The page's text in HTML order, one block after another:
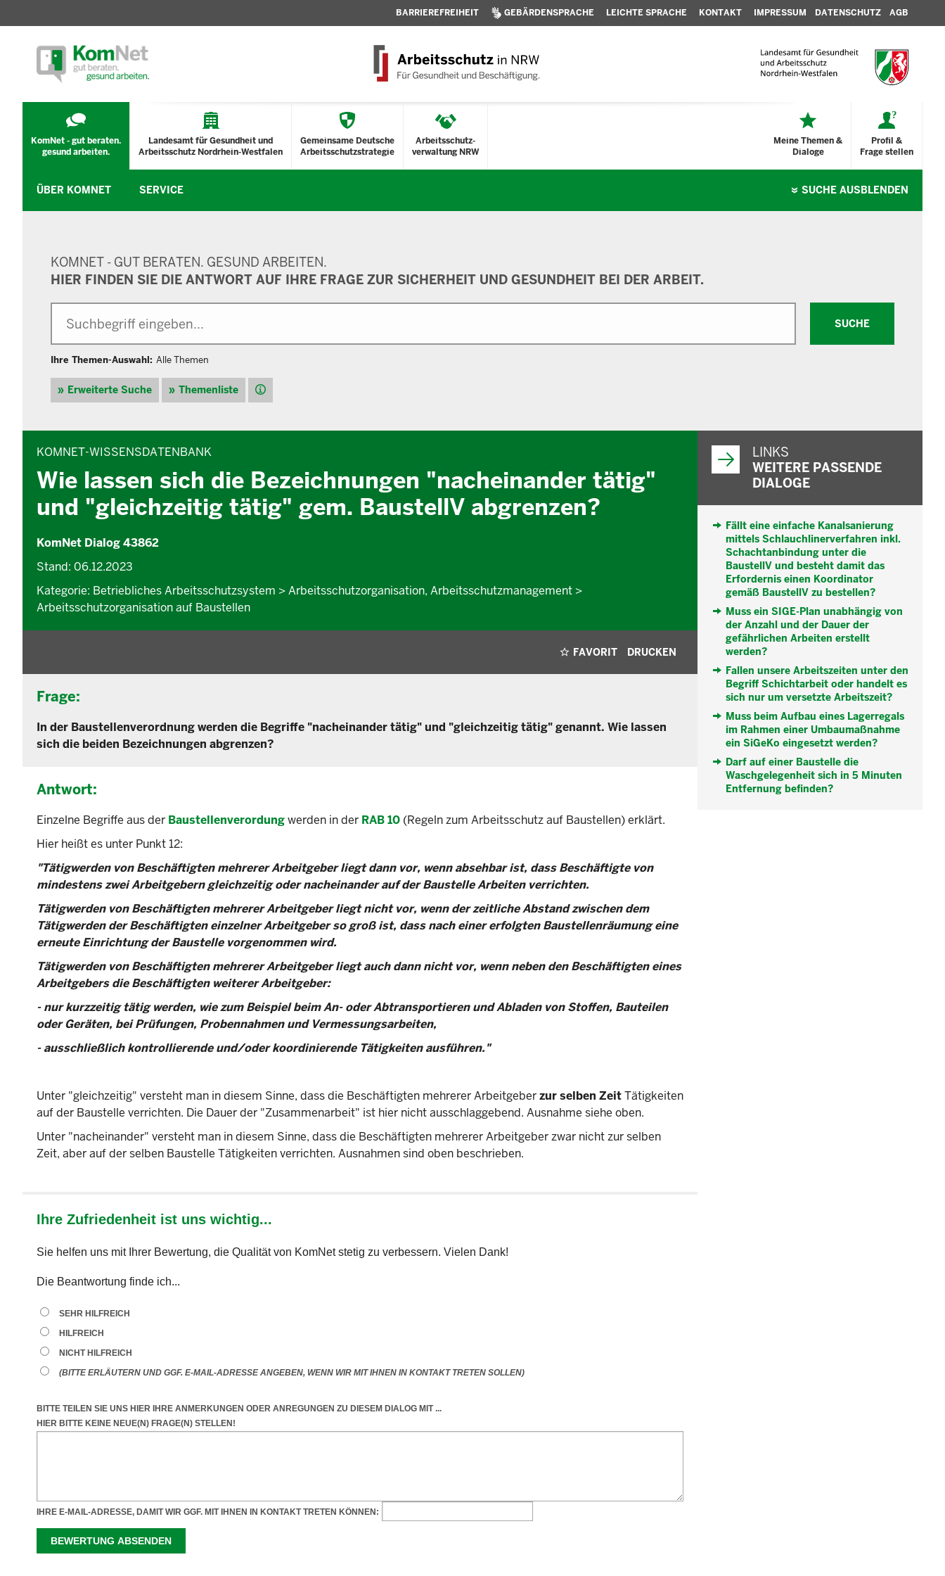
BARRIEREFREIHEIT GEBÄRDENSPRACHE LEICHTE SPRACHE KONTAKT IMPRESSUM DATENSCHUTZ AGB
KomNet - gut beraten.
gesund arbeiten.
Landesamt für Gesundheit und
Arbeitsschutz Nordrhein-Westfalen
Gemeinsame Deutsche
Arbeitsschutzstrategie
Arbeitsschutz-
verwaltung NRW
Profil &
Frage stellen
Meine Themen &
Dialoge
ÜBER KOMNET SERVICE SUCHE AUSBLENDEN
KOMNET - GUT BERATEN. GESUND ARBEITEN.
HIER FINDEN SIE DIE ANTWORT AUF IHRE FRAGE ZUR SICHERHEIT UND GESUNDHEIT BEI DER ARBEIT.
SUCHE
Ihre Themen-Auswahl: Alle Themen
Erweiterte Suche Themenliste Hilfe
KOMNET-WISSENSDATENBANK
Wie lassen sich die Bezeichnungen "nacheinander tätig"
und "gleichzeitig tätig" gem. BaustellV abgrenzen?
KomNet Dialog 43862
Stand: 06.12.2023
Kategorie: Betriebliches Arbeitsschutzsystem > Arbeitsschutzorganisation, Arbeitsschutzmanagement >
Arbeitsschutzorganisation auf Baustellen
FAVORIT DRUCKEN
Frage:
In der Baustellenverordnung werden die Begriffe "nacheinander tätig" und "gleichzeitig tätig" genannt. Wie lassen
sich die beiden Bezeichnungen abgrenzen?
Antwort:
Einzelne Begriffe aus der Baustellenverordungwerden in der RAB 10 (Regeln zum Arbeitsschutz auf Baustellen) erklärt.
Hier heißt es unter Punkt 12:
"Tätigwerden von Beschäftigten mehrerer Arbeitgeber liegt dann vor, wenn absehbar ist, dass Beschäftigte von
mindestens zwei Arbeitgebern gleichzeitig oder nacheinander auf der Baustelle Arbeiten verrichten.
Tätigwerden von Beschäftigten mehrerer Arbeitgeber liegt nicht vor, wenn der zeitliche Abstand zwischen dem
Tätigwerden der Beschäftigten einzelner Arbeitgeber so groß ist, dass nach einer erfolgten Baustellenräumung eine
erneute Einrichtung der Baustelle vorgenommen wird.
Tätigwerden von Beschäftigten mehrerer Arbeitgeber liegt auch dann nicht vor, wenn neben den Beschäftigten eines
Arbeitgebers die Beschäftigten weiterer Arbeitgeber:
- nur kurzzeitig tätig werden, wie zum Beispiel beim An- oder Abtransportieren und Abladen von Stoffen, Bauteilen
oder Geräten, bei Prüfungen, Probennahmen und Vermessungsarbeiten,
- ausschließlich kontrollierende und/oder koordinierende Tätigkeiten ausführen."
Unter "gleichzeitig" versteht man in diesem Sinne, dass die Beschäftigten mehrerer Arbeitgeberzur selben ZeitTätigkeiten
auf der Baustelle verrichten. Die Dauer der "Zusammenarbeit" ist hier nicht ausschlaggebend. Ausnahme siehe oben.
Unter "nacheinander" versteht man in diesem Sinne, dass die Beschäftigten mehrerer Arbeitgeber zwar nicht zur selben
Zeit, aber auf der selben Baustelle Tätigkeiten verrichten. Ausnahmen sind oben beschrieben.
LINKS
WEITERE PASSENDE
DIALOGE
Fällt eine einfache Kanalsanierung
mittels Schlauchlinerverfahren inkl.
Schachtanbindung unter die
BaustellV und besteht damit das
Erfordernis einen Koordinator
gemäß BaustellV zu bestellen?
Muss ein SIGE-Plan unabhängig von
der Anzahl und der Dauer der
gefährlichen Arbeiten erstellt
werden?
Fallen unsere Arbeitszeiten unter den
Begriff Schichtarbeit oder handelt es
sich nur um versetzte Arbeitszeit?
Muss beim Aufbau eines Lagerregals
im Rahmen einer Umbaumaßnahme
ein SiGeKo eingesetzt werden?
Darf auf einer Baustelle die
Waschgelegenheit sich in 5 Minuten
Entfernung befinden?